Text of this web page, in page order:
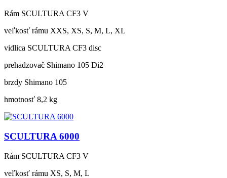
Rám SCULTURA CF3 V
veľkosť rámu XXS, XS, S, M, L, XL
vidlica SCULTURA CF3 disc
prehadzovač Shimano 105 Di2
brzdy Shimano 105
hmotnosť 8,2 kg
SCULTURA 6000
Rám SCULTURA CF3 V
veľkosť rámu XS, S, M, L